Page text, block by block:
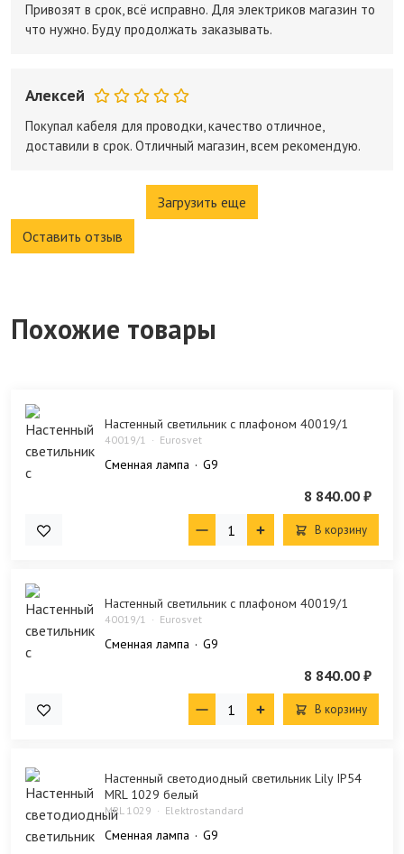
Привозят в срок, всё исправно. Для электриков магазин то
что нужно. Буду продолжать заказывать.
Алексей
Покупал кабеля для проводки, качество отличное,
доставили в срок. Отличный магазин, всем рекомендую.
Загрузить еще
Оставить отзыв
Похожие товары
Настенный светильник с плафоном 40019/1
40019/1 Eurosvet
Сменная лампа G9
8 840.00 ₽
В корзину
Настенный светильник с плафоном 40019/1
40019/1 Eurosvet
Сменная лампа G9
8 840.00 ₽
В корзину
Настенный светодиодный светильник Lily IP54
MRL 1029 белый
MRL 1029 Elektrostandard
Сменная лампа G9